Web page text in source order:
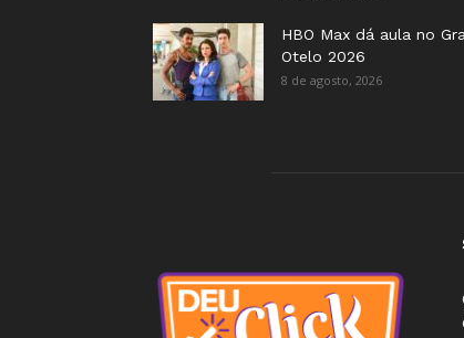
HBO Max dá aula no
Otelo 2026
8 de agosto, 2026